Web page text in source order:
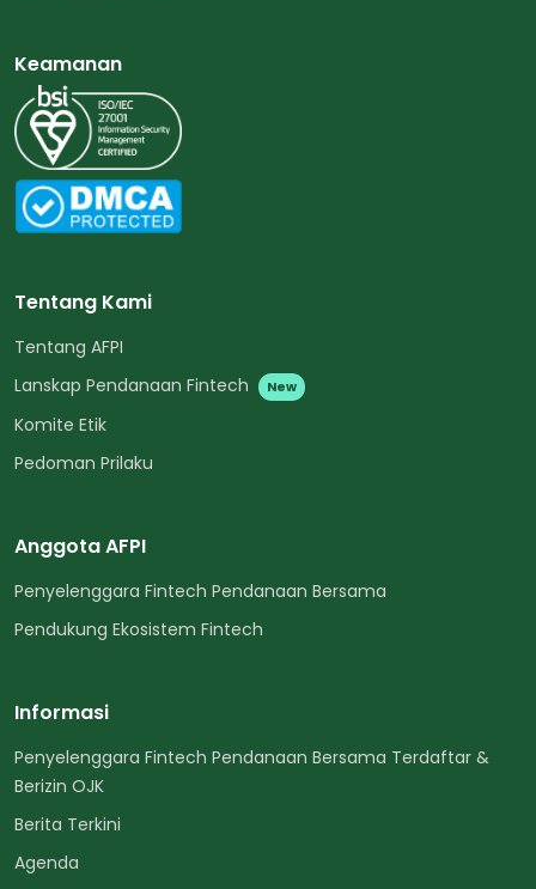
Keamanan
Tentang Kami
Tentang AFPI
Lanskap Pendanaan Fintech
New
Komite Etik
Pedoman Prilaku
Anggota AFPI
Penyelenggara Fintech Pendanaan Bersama
Pendukung Ekosistem Fintech
Informasi
Penyelenggara Fintech Pendanaan Bersama Terdaftar &
Berizin OJK
Berita Terkini
Agenda